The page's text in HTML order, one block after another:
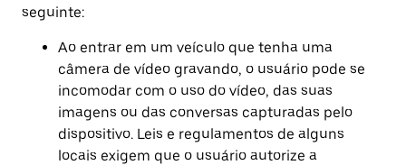
seguinte:
Ao entrar em um veículo que tenha uma
câmera de vídeo gravando, o usuário pode se
incomodar com o uso do vídeo, das suas
imagens ou das conversas capturadas pelo
dispositivo. Leis e regulamentos de alguns
locais exigem que o usuário autorize a